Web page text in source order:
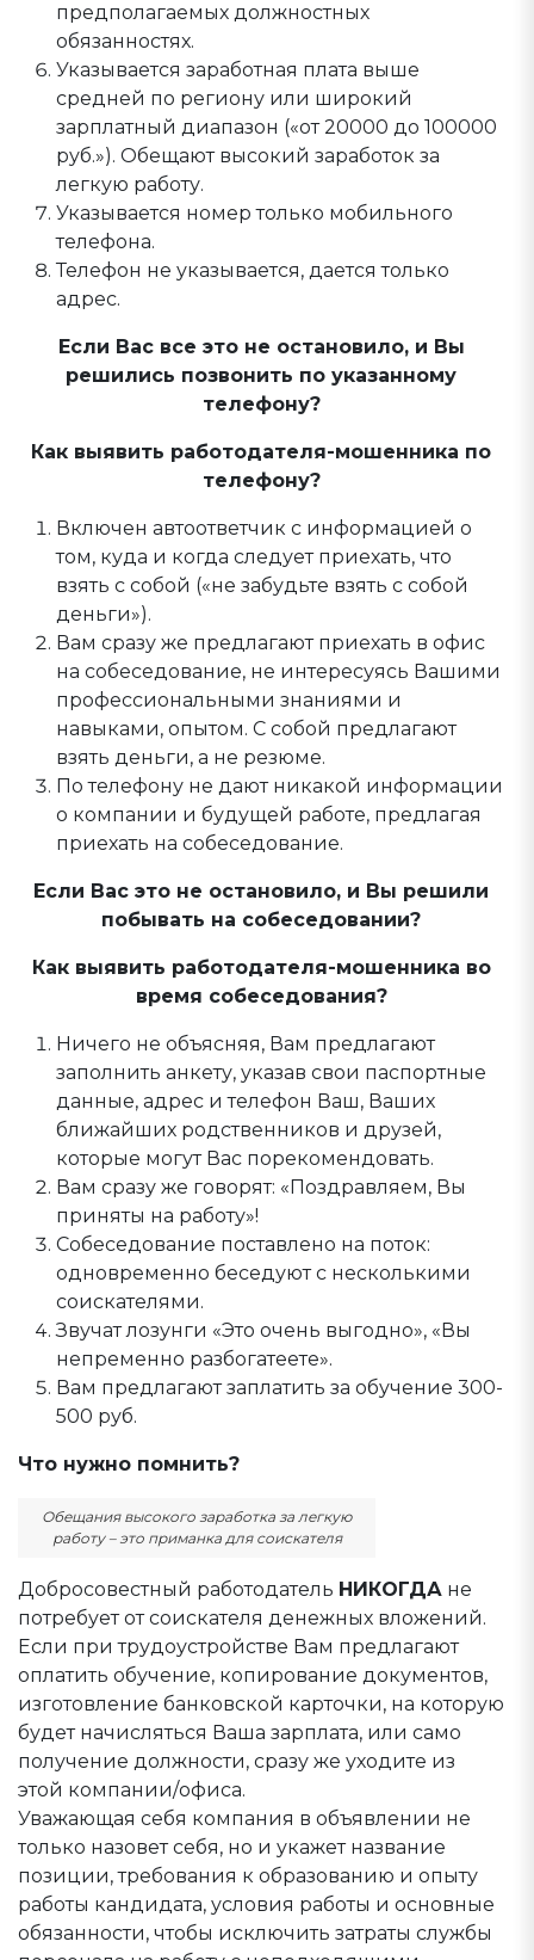
предполагаемых должностных
обязанностях.
Указывается заработная плата выше
средней по региону или широкий
зарплатный диапазон («от 20000 до 100000
руб.»). Обещают высокий заработок за
легкую работу.
Указывается номер только мобильного
телефона.
Телефон не указывается, дается только
адрес.
Если Вас все это не остановило, и Вы
решились позвонить по указанному
телефону?
Как выявить работодателя-мошенника по
телефону?
Включен автоответчик с информацией о
том, куда и когда следует приехать, что
взять с собой («не забудьте взять с собой
деньги»).
Вам сразу же предлагают приехать в офис
на собеседование, не интересуясь Вашими
профессиональными знаниями и
навыками, опытом. С собой предлагают
взять деньги, а не резюме.
По телефону не дают никакой информации
о компании и будущей работе, предлагая
приехать на собеседование.
Если Вас это не остановило, и Вы решили
побывать на собеседовании?
Как выявить работодателя-мошенника во
время собеседования?
Ничего не объясняя, Вам предлагают
заполнить анкету, указав свои паспортные
данные, адрес и телефон Ваш, Ваших
ближайших родственников и друзей,
которые могут Вас порекомендовать.
Вам сразу же говорят: «Поздравляем, Вы
приняты на работу»!
Собеседование поставлено на поток:
одновременно беседуют с несколькими
соискателями.
Звучат лозунги «Это очень выгодно», «Вы
непременно разбогатеете».
Вам предлагают заплатить за обучение 300-
500 руб.
Что нужно помнить?
Обещания высокого заработка за легкую
работу – это приманка для соискателя
Добросовестный работодатель НИКОГДА не
потребует от соискателя денежных вложений.
Если при трудоустройстве Вам предлагают
оплатить обучение, копирование документов,
изготовление банковской карточки, на которую
будет начисляться Ваша зарплата, или само
получение должности, сразу же уходите из
этой компании/офиса.
Уважающая себя компания в объявлении не
только назовет себя, но и укажет название
позиции, требования к образованию и опыту
работы кандидата, условия работы и основные
обязанности, чтобы исключить затраты службы